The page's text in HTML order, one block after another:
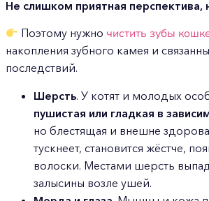
Не слишком приятная перспектива,
Поэтому нужно чистить зубы
накопления зубного камея и
последствий.
Шерсть. У котят и молодых
пушистая или гладкая в
но блестящая и внешне
тускнеет, становится жёстче,
волоски. Местами шерсть
залысины возле ушей.